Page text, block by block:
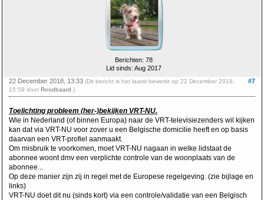
Berichten: 78
Lid sinds: Aug 2017
#7
22 December 2018, 13:33 (Dit bericht is het laatst bewerkt op 22 December 2018,
15:59 door Roodbaard .)
Toelichting probleem (her-)bekijken VRT-NU.
Wie in Nederland (of binnen Europa) naar de VRT-televisiezenders wil kijken
kan dat via VRT-NU voor zover u een Belgische domicilie heeft en op basis
daarvan een VRT-profiel aanmaakt.
Om misbruik te voorkomen, moet VRT-NU nagaan in welke lidstaat de
abonnee woont dmv een verplichte controle van de woonplaats van de
abonnee...
Op deze manier zijn zij in regel met de Europese regelgeving. (zie bijlage en
links)
VRT-NU doet dit nu (sinds kort) via een controle/validatie van een Belgisch